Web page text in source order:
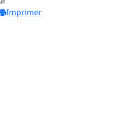
Imprimer